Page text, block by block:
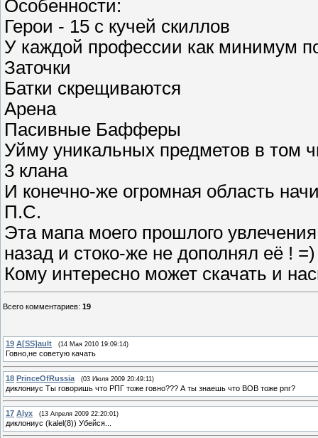
Особенности:
Герои - 15 с кучей скиллов
У каждой профессии как минимум
Заточки
Батки скрещиваются
Арена
Пасивные Бафферы
Уйму уникальных предметов в том
3 клана
И конечно-же огромная область
П.С.
Эта мапа моего прошлого
назад и стоко-же не дополнял её ! =)
Кому интересно может скачать и
Всего комментариев: 19
19 A[SS]ault (14 Мая 2010 19:09:14)
Говно,не советую качать
18 PrinceOfRussia (03 Июля 2009 20:49:11)
диклониус Ты говоришь что РПГ тоже говно??? А ты знаешь что ВОВ тоже рпг?
17 Alyx (13 Апреля 2009 22:20:01)
диклониус (kalel(8)) Убейся...